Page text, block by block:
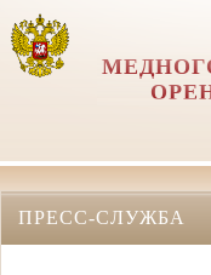
ПРЕСС-СЛУЖБА